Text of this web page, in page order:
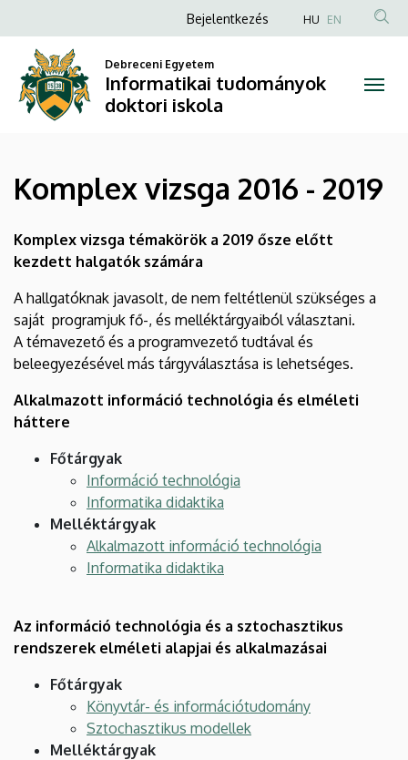
vizsga
2016
Informatikai
tudományok
doktori
iskola
a
tartalomra
Anonim
fiók
menüje
Bejelentkezés HU EN
Debreceni Egyetem
Informatikai tudományok
doktori iskola
Komplex vizsga 2016 - 2019
Komplex vizsga témakörök a 2019 ősze előtt
kezdett halgatók számára
A hallgatóknak javasolt, de nem feltétlenül szükséges a
saját programjuk fő-, és melléktárgyaiból választani.
A témavezető és a programvezető tudtával és
beleegyezésével más tárgyválasztása is lehetséges.
Alkalmazott információ technológia és elméleti
háttere
Főtárgyak
Információ technológia
Informatika didaktika
Melléktárgyak
Alkalmazott információ technológia
Informatika didaktika
Az információ technológia és a sztochasztikus
rendszerek elméleti alapjai és alkalmazásai
Főtárgyak
Könyvtár- és információtudomány
Sztochasztikus modellek
Melléktárgyak